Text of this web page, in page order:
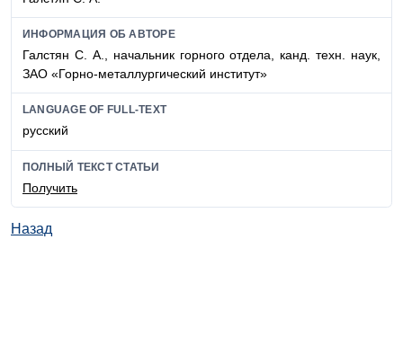
ИНФОРМАЦИЯ ОБ АВТОРЕ
Галстян С. А., начальник горного отдела, канд. техн. наук,
ЗАО «Горно-металлургический институт»
LANGUAGE OF FULL-TEXT
русский
ПОЛНЫЙ ТЕКСТ СТАТЬИ
Получить
Назад